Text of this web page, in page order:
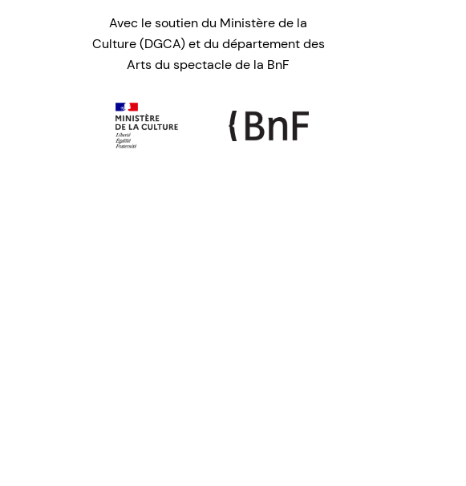
Avec le soutien du Ministère de la
Culture (DGCA) et du département des
Arts du spectacle de la BnF